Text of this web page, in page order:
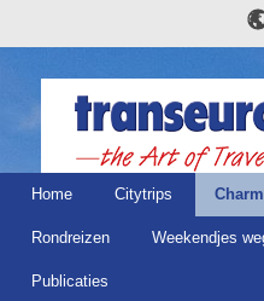
Home Citytrips
Rondreizen Weekendjes
Publicaties